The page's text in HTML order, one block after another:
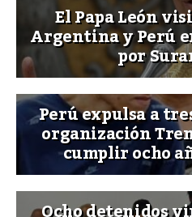
El Papa León
Argentina y Perú
por
Perú expulsa a
organización
cumplir ocho